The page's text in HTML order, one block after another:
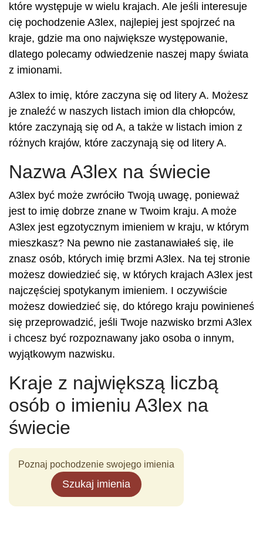
które występuje w wielu krajach. Ale jeśli interesuje
cię pochodzenie A3lex, najlepiej jest spojrzeć na
kraje, gdzie ma ono największe występowanie,
dlatego polecamy odwiedzenie naszej mapy świata
z imionami.
A3lex to imię, które zaczyna się od litery A. Możesz
je znaleźć w naszych listach imion dla chłopców,
które zaczynają się od A, a także w listach imion z
różnych krajów, które zaczynają się od litery A.
Nazwa A3lex na świecie
A3lex być może zwróciło Twoją uwagę, ponieważ
jest to imię dobrze znane w Twoim kraju. A może
A3lex jest egzotycznym imieniem w kraju, w którym
mieszkasz? Na pewno nie zastanawiałeś się, ile
znasz osób, których imię brzmi A3lex. Na tej stronie
możesz dowiedzieć się, w których krajach A3lex jest
najczęściej spotykanym imieniem. I oczywiście
możesz dowiedzieć się, do którego kraju powinieneś
się przeprowadzić, jeśli Twoje nazwisko brzmi A3lex
i chcesz być rozpoznawany jako osoba o innym,
wyjątkowym nazwisku.
Kraje z największą liczbą
osób o imieniu A3lex na
świecie
Poznaj pochodzenie swojego imienia
Szukaj imienia